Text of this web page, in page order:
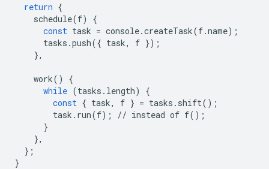
return {
schedule(f)
{
const task = console.createTask(f.name);
tasks .push({ task, f });
},
work()
{
while (tasks . length)
{
const { task, f } = tasks . shift();
task . run(f); // instead of f();
}
},
};
}